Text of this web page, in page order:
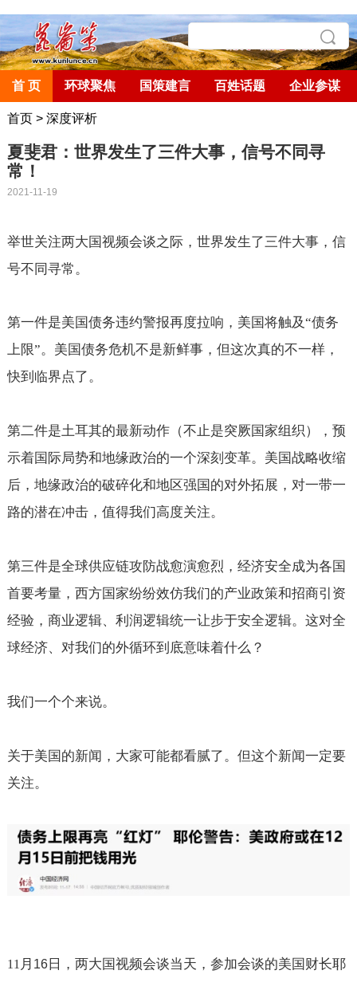
首 页 环球聚焦 国策建言 百姓话题 企业参谋
首页> 深度评析
夏斐君：世界发生了三件大事，信号不同寻
常！
2021-11-19
举世关注两大国视频会谈之际，世界发生了三件大事，信
号不同寻常。
第一件是美国债务违约警报再度拉响，美国将触及“债务
上限”。美国债务危机不是新鲜事，但这次真的不一样，
快到临界点了。
第二件是土耳其的最新动作（不止是突厥国家组织），预
示着国际局势和地缘政治的一个深刻变革。美国战略收缩
后，地缘政治的破碎化和地区强国的对外拓展，对一带一
路的潜在冲击，值得我们高度关注。
第三件是全球供应链攻防战愈演愈烈，经济安全成为各国
首要考量，西方国家纷纷效仿我们的产业政策和招商引资
经验，商业逻辑、利润逻辑统一让步于安全逻辑。这对全
球经济、对我们的外循环到底意味着什么？
我们一个个来说。
关于美国的新闻，大家可能都看腻了。但这个新闻一定要
关注。
11 月 16日，两大国视频会谈当天，参加会谈的美国财长耶